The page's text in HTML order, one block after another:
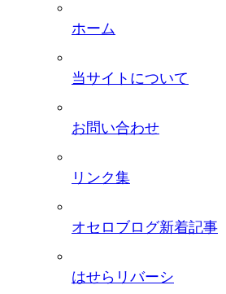
ホーム
当サイトについて
お問い合わせ
リンク集
オセロブログ新着記事
はせらリバーシ